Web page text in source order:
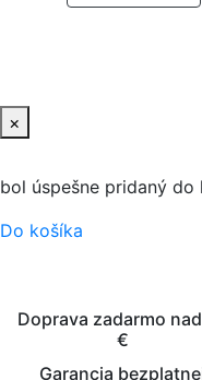
×
bol úspešne pridaný do
Do košíka
Doprava zadarmo
€
Garancia